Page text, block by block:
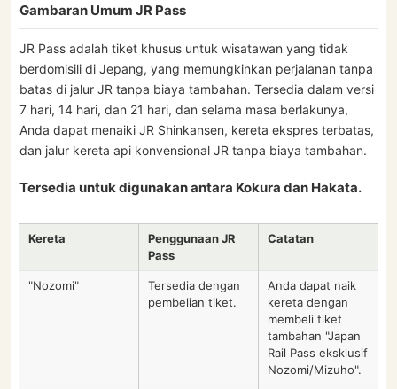
Gambaran Umum JR Pass
JR Pass adalah tiket khusus untuk wisatawan yang tidak
berdomisili di Jepang, yang memungkinkan perjalanan tanpa
batas di jalur JR tanpa biaya tambahan. Tersedia dalam versi
7 hari, 14 hari, dan 21 hari, dan selama masa berlakunya,
Anda dapat menaiki JR Shinkansen, kereta ekspres terbatas,
dan jalur kereta api konvensional JR tanpa biaya tambahan.
Tersedia untuk digunakan antara Kokura dan Hakata.
Kereta
Penggunaan JR
Pass
Catatan
"Nozomi"
Tersedia dengan
pembelian tiket.
Anda dapat naik
kereta dengan
membeli tiket
tambahan "Japan
Rail Pass eksklusif
Nozomi/Mizuho".